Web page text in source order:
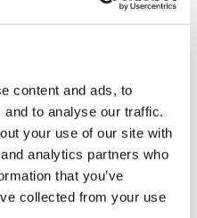
content and ads, to
to analyse our traffic.
your use of our site with
analytics partners who
that you’ve
collected from your use
bli klar for
AI på en måte som
i tråd med kravene i KI-
en startpakke som